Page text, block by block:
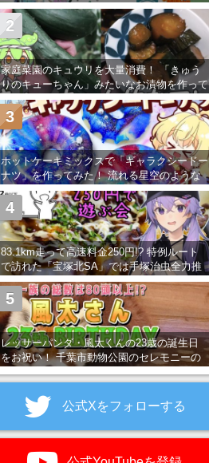
た！ 「RTA in Japan」のチャンネルの貸し
出しを利用し8/9から1週間にわたって開催
家庭菜園のキュウリを大量消費！ 「きゅう
りのキューちゃん」みたいなお漬物を作って
みた
2
ホットケーキミックスで「ギャラクシードー
ナツ」を作ってみた！ 流れる星空のような
レンチン・レシピを紹介
3
83.1km走って高速料金250円!? 特例ルート
で訪れた「宝塚北SA」では手塚治虫全力推
し＆関西グルメが楽しめる！
4
レッサーパンダ・風太くんの23歳の誕生日
をお祝い！ 千葉市動物公園のセレモニーの
5
公式Xをフォローする